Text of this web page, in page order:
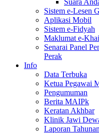
Suara
Sistem e-Lesen
Aplikasi Mobil
Sistem e-Fidyah
Maklumat e-
Senarai Panel
Perak
Info
Data Terbuka
Ketua Pegawai
Pengumuman
Berita MAIPk
Keratan Akhbar
Klinik Jawi
Laporan